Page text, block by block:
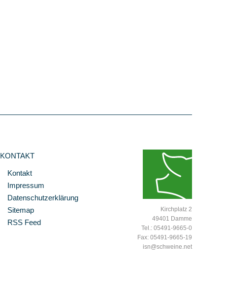
KONTAKT
Kontakt
Impressum
Datenschutzerklärung
Sitemap
RSS Feed
Kirchplatz 2
49401 Damme
Tel.: 05491-9665-0
Fax: 05491-9665-19
isn@schweine.net